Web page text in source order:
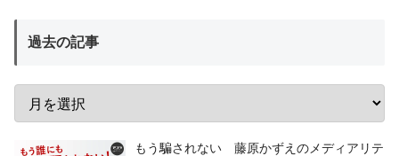
過去の記事
もう騙されない 藤原かずえのメディアリテ